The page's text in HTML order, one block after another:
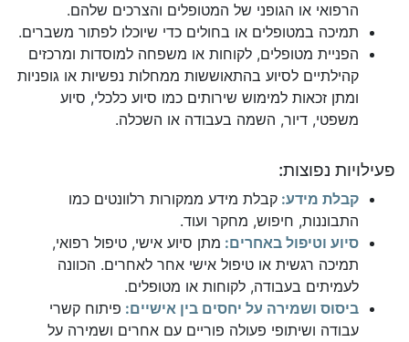
הרפואי או הגופני של המטופלים והצרכים שלהם.
תמיכה במטופלים או בחולים כדי שיוכלו לפתור משברים.
הפניית מטופלים, לקוחות או משפחה למוסדות ומרכזים
קהילתיים לסיוע בהתאוששות ממחלות נפשיות או גופניות
ומתן זכאות למימוש שירותים כמו סיוע כלכלי, סיוע
משפטי, דיור, השמה בעבודה או השכלה.
פעילויות נפוצות:
קבלת מידע: קבלת מידע ממקורות רלוונטים כמו
התבוננות, חיפוש, מחקר ועוד.
סיוע וטיפול באחרים: מתן סיוע אישי, טיפול רפואי,
תמיכה רגשית או טיפול אישי אחר לאחרים. הכוונה
לעמיתים בעבודה, לקוחות או מטופלים.
ביסוס ושמירה על יחסים בין אישיים: פיתוח קשרי
עבודה ושיתופי פעולה פוריים עם אחרים ושמירה על